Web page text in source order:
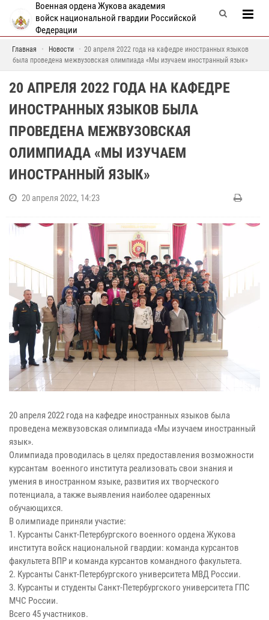
Военная ордена Жукова академия
войск национальной гвардии Российской
Федерации
Главная Новости
20 апреля 2022 года на кафедре иностранных языков
была проведена межвузовская олимпиада «Мы изучаем иностранный язык»
20 АПРЕЛЯ 2022 ГОДА НА КАФЕДРЕ
ИНОСТРАННЫХ ЯЗЫКОВ БЫЛА
ПРОВЕДЕНА МЕЖВУЗОВСКАЯ
ОЛИМПИАДА «МЫ ИЗУЧАЕМ
ИНОСТРАННЫЙ ЯЗЫК»
20 апреля 2022, 14:23
20 апреля 2022 года на кафедре иностранных языков была
проведена межвузовская олимпиада «Мы изучаем иностранный
язык».
Олимпиада проводилась в целях предоставления возможности
курсантам военного института реализовать свои знания и
умения в иностранном языке, развития их творческого
потенциала, а также выявления наиболее одаренных
обучающихся.
В олимпиаде приняли участие:
1. Курсанты Санкт-Петербургского военного ордена Жукова
института войск национальной гвардии: команда курсантов
факультета ВПР и команда курсантов командного факультета.
2. Курсанты Санкт-Петербургского университета МВД России.
3. Курсанты и студенты Санкт-Петербургского университета ГПС
МЧС России.
Всего 45 участников.